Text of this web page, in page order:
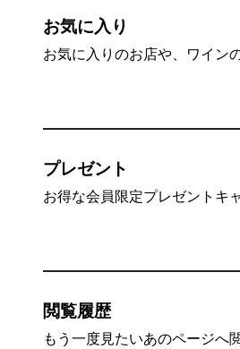
お気に入り
お気に入りのお店や、ワイン
プレゼント
お得な会員限定プレゼントキ
閲覧履歴
もう一度見たいあのページへ